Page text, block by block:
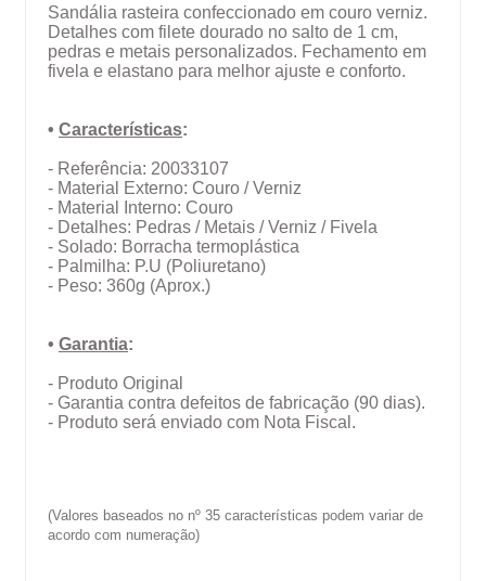
Sandália rasteira confeccionado em couro verniz.
Detalhes com filete dourado no salto de 1 cm,
pedras e metais personalizados. Fechamento em
fivela e elastano para melhor ajuste e conforto.
• Características:
- Referência: 20033107
- Material Externo: Couro / Verniz
- Material Interno: Couro
- Detalhes: Pedras / Metais / Verniz / Fivela
- Solado: Borracha termoplástica
- Palmilha: P.U (Poliuretano)
- Peso: 360g (Aprox.)
• Garantia:
- Produto Original
- Garantia contra defeitos de fabricação (90 dias).
- Produto será enviado com Nota Fiscal.
(Valores baseados no nº 35 características podem variar de
acordo com numeração)